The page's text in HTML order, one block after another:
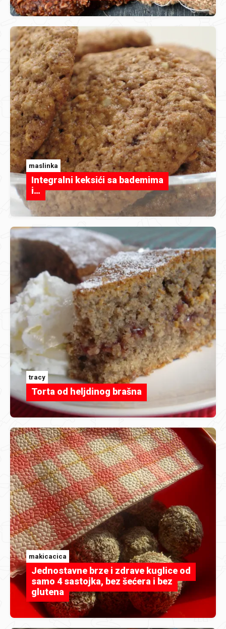
maslinka
Integralni keksići sa bademima
i…
tracy
Torta od heljdinog brašna
makicacica
Jednostavne brze i zdrave kuglice od
samo 4 sastojka, bez šećera i bez
glutena